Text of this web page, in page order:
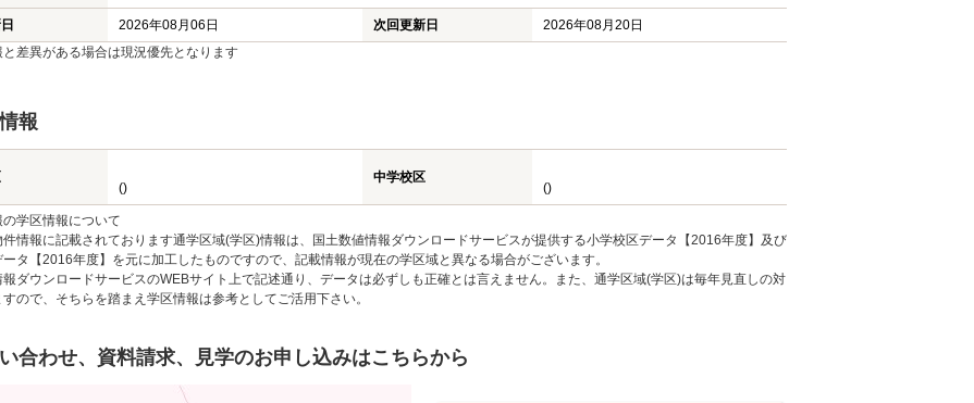
2026年08月06日 次回更新日
2026年08月20日
差異がある場合は現況優先となります
報
()
中学校区
()
学区情報について
件情報に記載されております通学区域(学区)情報は、国土数値情報ダウンロードサービスが提供する小学校区データ【2016年度】及び
タ【2016年度】を元に加工したものですので、記載情報が現在の学区域と異なる場合がございます。
報ダウンロードサービスのWEBサイト上で記述通り、データは必ずしも正確とは言えません。また、通学区域(学区)は毎年見直しの対
ので、そちらを踏まえ学区情報は参考としてご活用下さい。
合わせ、資料請求、見学のお申し込みはこちらから